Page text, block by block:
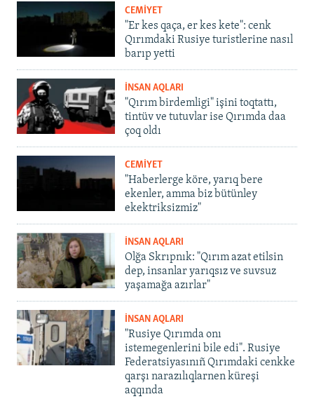
CEMİYET
"Er kes qaça, er kes kete": cenk
Qırımdaki Rusiye turistlerine nasıl
barıp yetti
İNSAN AQLARI
"Qırım birdemligi" işini toqtattı,
tintüv ve tutuvlar ise Qırımda daa
çoq oldı
CEMİYET
"Haberlerge köre, yarıq bere
ekenler, amma biz bütünley
ekektriksizmiz"
İNSAN AQLARI
Olğa Skrıpnık: "Qırım azat etilsin
dep, insanlar yarıqsız ve suvsuz
yaşamağa azırlar"
İNSAN AQLARI
"Rusiye Qırımda onı
istemegenlerini bile edi". Rusiye
Federatsiyasınıñ Qırımdaki cenkke
qarşı narazılıqlarnen küreşi
aqqında